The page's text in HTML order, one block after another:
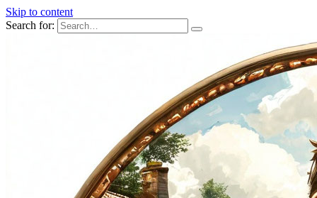
Skip to content
Search for: